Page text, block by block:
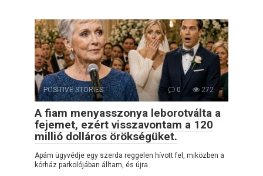
POSITIVE STORIES 0 272
A fiam menyasszonya leborotválta a
fejemet, ezért visszavontam a 120
millió dolláros örökségüket.
Apám ügyvédje egy szerda reggelen hívott fel, miközben a
kórház parkolójában álltam, és újra